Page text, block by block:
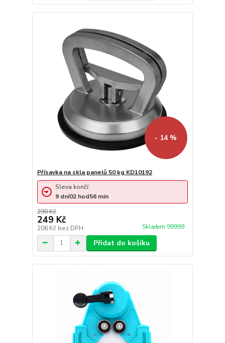
- 14 %
Přísavka na skla panelů 50 kg KD10192
290 Kč
249 Kč
206 Kč bez DPH Skladem 99999
Sleva končí:
9 dní02 hod56 min
Přidat do košíku